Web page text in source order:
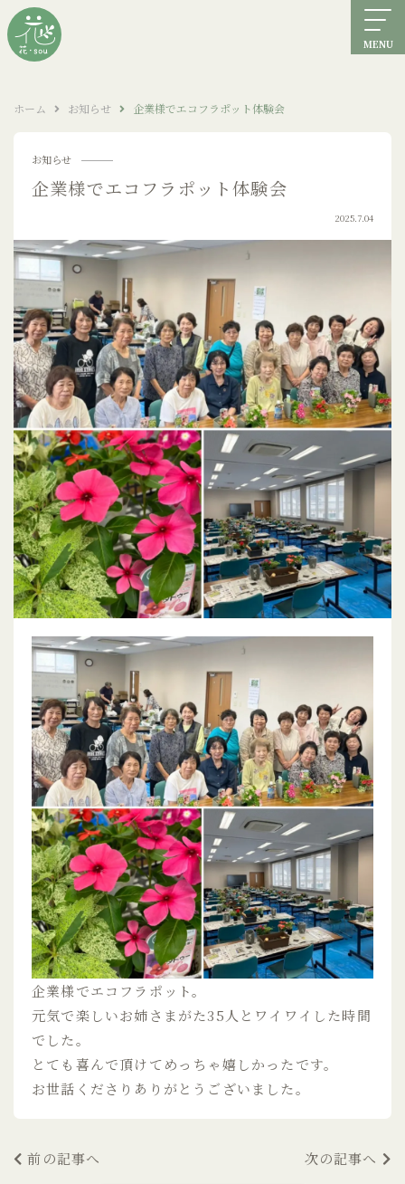
MENU
ホーム お知らせ 企業様でエコフラポット体験会
お知らせ
企業様でエコフラポット体験会
2025.7.04
企業様でエコフラポット。
元気で楽しいお姉さまがた35人とワイワイした時間
でした。
とても喜んで頂けてめっちゃ嬉しかったです。
お世話くださりありがとうございました。
前の記事へ 次の記事へ